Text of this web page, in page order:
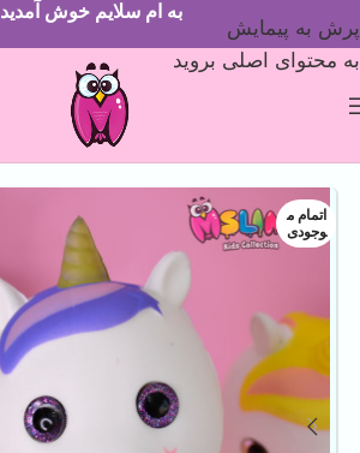
پرش به پیمایش
به محتوای اصلی بروید
به ام سلایم خوش آمدید
اتمام م
وجودی